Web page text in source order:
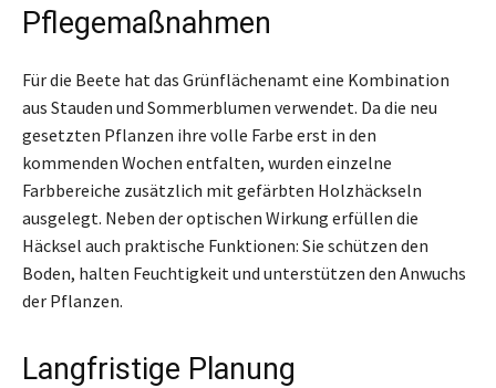
Pflegemaßnahmen
Für die Beete hat das Grünflächenamt eine Kombination
aus Stauden und Sommerblumen verwendet. Da die neu
gesetzten Pflanzen ihre volle Farbe erst in den
kommenden Wochen entfalten, wurden einzelne
Farbbereiche zusätzlich mit gefärbten Holzhäckseln
ausgelegt. Neben der optischen Wirkung erfüllen die
Häcksel auch praktische Funktionen: Sie schützen den
Boden, halten Feuchtigkeit und unterstützen den Anwuchs
der Pflanzen.
Langfristige Planung